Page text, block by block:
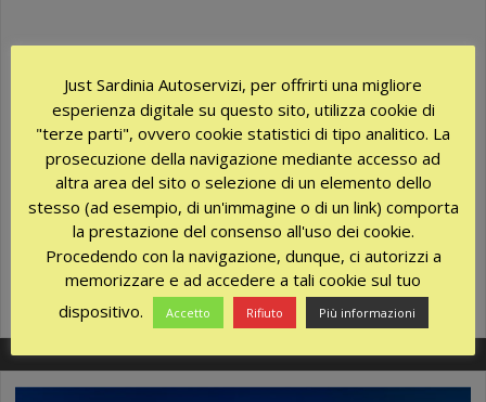
MADE
Quality Made è un marchio di qualità di Identità Culturale che
certifica aziende che basano la propria attività su principi di
sostenibilità culturale, ambientale e sociale. Quality Made si
rivolge ai viaggiatori in cerca di luoghi veri e unici, di
un’esperienza di viaggio attenta all’ambiente e nel rispetto delle
comunità […]
Aprile 11, 2019
No Comments
More
Just Sardinia Autoservizi, per offrirti una migliore
esperienza digitale su questo sito, utilizza cookie di
"terze parti", ovvero cookie statistici di tipo analitico. La
prosecuzione della navigazione mediante accesso ad
altra area del sito o selezione di un elemento dello
stesso (ad esempio, di un'immagine o di un link) comporta
la prestazione del consenso all'uso dei cookie.
Procedendo con la navigazione, dunque, ci autorizzi a
memorizzare e ad accedere a tali cookie sul tuo
dispositivo.
Accetto Rifiuto Più informazioni